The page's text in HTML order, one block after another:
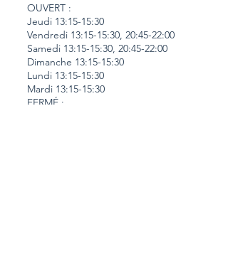
OUVERT :
Jeudi 13:15-15:30
Vendredi 13:15-15:30, 20:45-22:00
Samedi 13:15-15:30, 20:45-22:00
Dimanche 13:15-15:30
Lundi 13:15-15:30
Mardi 13:15-15:30
FERMÉ :